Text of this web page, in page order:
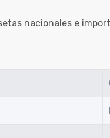
nacionales e